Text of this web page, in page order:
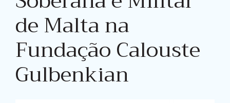
de Malta na
Fundação Calouste
Gulbenkian